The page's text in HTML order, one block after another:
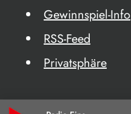
Gewinnspiel-Info
RSS-Feed
Privatsphäre